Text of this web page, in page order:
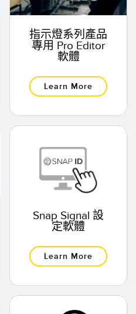
指示燈系列產品
專用 Pro Editor
軟體
Learn More
Snap Signal 設
定軟體​
Learn More